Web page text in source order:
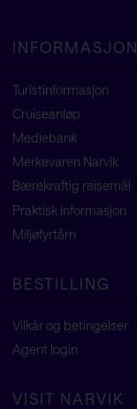
INFORMASJON
Turistinformasjon
Cruiseanløp
Mediebank
Merkevaren Narvik
Bærekraftig reisemål
Praktisk informasjon
Miljøfyrtårn
BESTILLING
Vilkår og betingelser
Agent login
VISIT NARVIK